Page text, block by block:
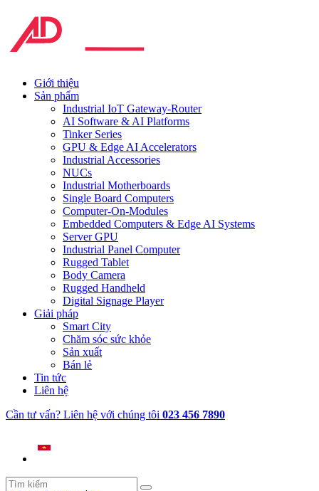
Giới thiệu
Sản phẩm
Industrial IoT Gateway-Router
AI Software & AI Platforms
Tinker Series
GPU & Edge AI Accelerators
Industrial Accessories
NUCs
Industrial Motherboards
Single Board Computers
Computer-On-Modules
Embedded Computers & Edge AI Systems
Server GPU
Industrial Panel Computer
Rugged Tablet
Body Camera
Rugged Handheld
Digital Signage Player
Giải pháp
Smart City
Chăm sóc sức khỏe
Sản xuất
Bán lẻ
Tin tức
Liên hệ
Cần tư vấn? Liên hệ với chúng tôi 023 456 7890